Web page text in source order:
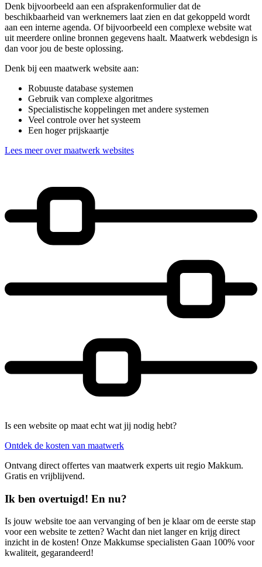
Denk bijvoorbeeld aan een afsprakenformulier dat de
beschikbaarheid van werknemers laat zien en dat gekoppeld wordt
aan een interne agenda. Of bijvoorbeeld een complexe website wat
uit meerdere online bronnen gegevens haalt. Maatwerk webdesign is
dan voor jou de beste oplossing.
Denk bij een maatwerk website aan:
Robuuste database systemen
Gebruik van complexe algoritmes
Specialistische koppelingen met andere systemen
Veel controle over het systeem
Een hoger prijskaartje
Lees meer over maatwerk websites
Is een website op maat echt wat jij nodig hebt?
Ontdek de kosten van maatwerk
Ontvang direct offertes van maatwerk experts uit regio Makkum.
Gratis en vrijblijvend.
Ik ben overtuigd! En nu?
Is jouw website toe aan vervanging of ben je klaar om de eerste stap
voor een website te zetten? Wacht dan niet langer en krijg direct
inzicht in de kosten! Onze Makkumse specialisten Gaan 100% voor
kwaliteit, gegarandeerd!